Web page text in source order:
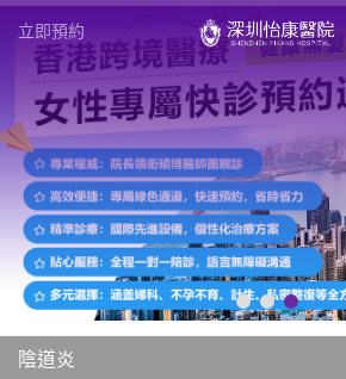
立即預約
陰道炎